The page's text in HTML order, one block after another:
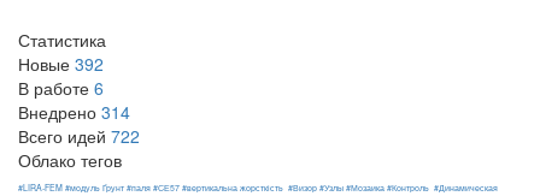
Статистика
Новые 392
В работе 6
Внедрено 314
Всего идей 722
Облако тегов
#LIRA-FEM #модуль Ґрунт #паля #СЕ57 #вертикальна жорсткість #Визор #Узлы #Мозаика #Контроль #Динамическая